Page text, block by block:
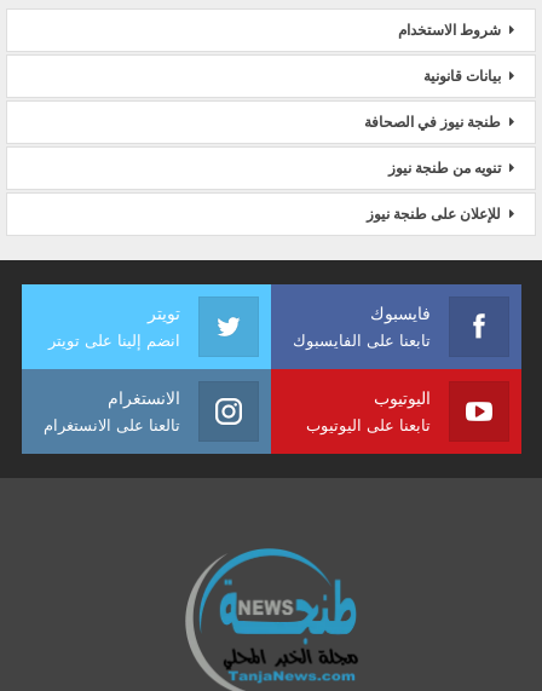
شروط الاستخدام
بيانات قانونية
طنجة نيوز في الصحافة
تنويه من طنجة نيوز
للإعلان على طنجة نيوز
فايسبوك
تابعنا على الفايسبوك
تويتر
انضم إلينا على تويتر
اليوتيوب
تابعنا على اليوتيوب
الانستغرام
تالعنا على الانستغرام